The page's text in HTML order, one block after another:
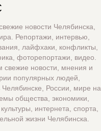
новости Челябинска,
Репортажи, интервью,
лайфхаки, конфликты,
фоторепортажи, видео.
свежие новости, мнения и
популярных людей,
Челябинске, России, мире на
общества, экономики,
интернета, спорта,
жизни Челябинска.